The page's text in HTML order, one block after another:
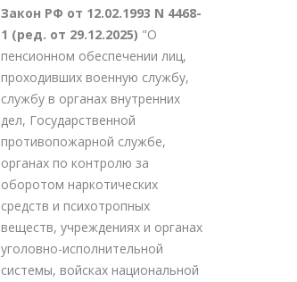
Закон РФ от 12.02.1993 N 4468-
1 (ред. от 29.12.2025) "О
пенсионном обеспечении лиц,
проходивших военную службу,
службу в органах внутренних
дел, Государственной
противопожарной службе,
органах по контролю за
оборотом наркотических
средств и психотропных
веществ, учреждениях и органах
уголовно-исполнительной
системы, войсках национальной